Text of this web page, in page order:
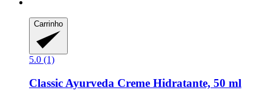
Carrinho
5.0 (1)
Classic Ayurveda Creme Hidratante, 50 ml